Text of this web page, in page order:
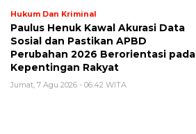
Hukum Dan Kriminal
Paulus Henuk Kawal Akurasi Data
Sosial dan Pastikan APBD
Perubahan 2026 Berorientasi pada
Kepentingan Rakyat
Jumat, 7 Agu 2026 - 06:42 WITA